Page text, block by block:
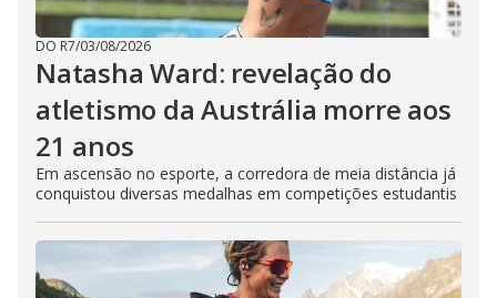
DO R7/03/08/2026
Natasha Ward: revelação do
atletismo da Austrália morre aos
21 anos
Em ascensão no esporte, a corredora de meia distância já
conquistou diversas medalhas em competições estudantis